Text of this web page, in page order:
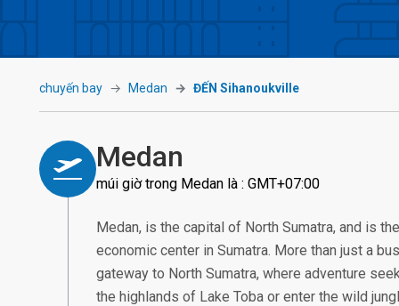
chuyến bay Medan ĐẾN Sihanoukville
Medan
múi giờ trong Medan là : GMT+07:00
Medan, is the capital of North Sumatra, and is
economic center in Sumatra. More than just a
gateway to North Sumatra, where adventure
the highlands of Lake Toba or enter the wild